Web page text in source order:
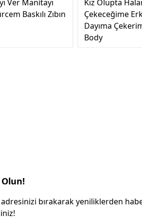
Ver Manitayı
Baskılı Zıbın
Kız Olupta
Çekeceğime
Dayıma
Body
adresinizi bırakarak yeniliklerden